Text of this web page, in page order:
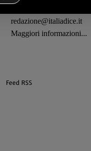
redazione@italiadice.it
Maggiori informazioni...
Feed RSS